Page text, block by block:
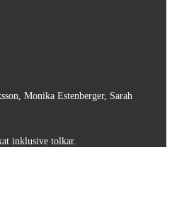
Monika Estenberger, Sarah
inklusive tolkar.